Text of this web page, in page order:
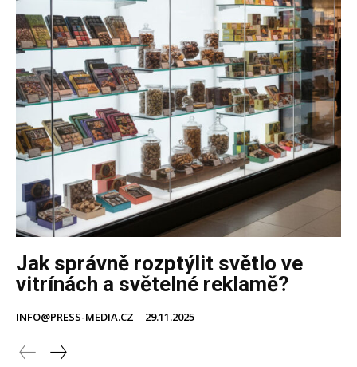
Jak správně rozptýlit světlo ve
vitrínách a světelné reklamě?
INFO@PRESS-MEDIA.CZ - 29.11.2025